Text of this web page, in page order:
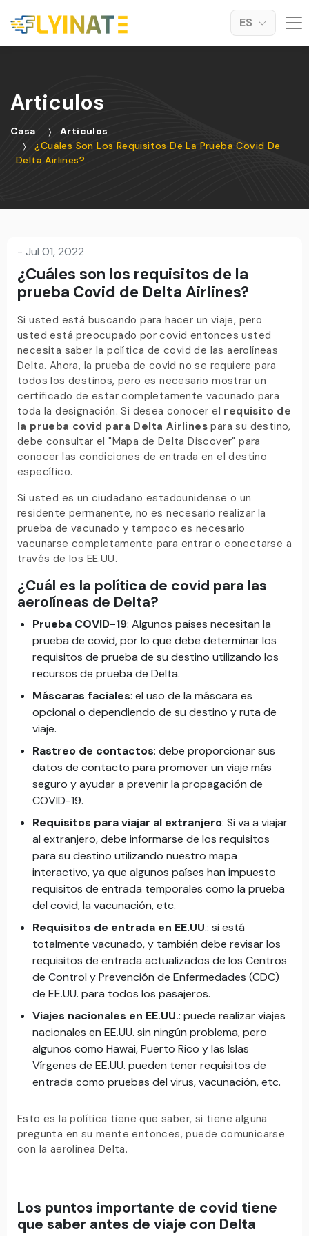
ES
Articulos
Casa
Articulos
¿Cuáles Son Los Requisitos De La Prueba Covid De
Delta Airlines?
- Jul 01, 2022
¿Cuáles son los requisitos de la
prueba Covid de Delta Airlines?
Si usted está buscando para hacer un viaje, pero
usted está preocupado por covid entonces usted
necesita saber la política de covid de las aerolíneas
Delta. Ahora, la prueba de covid no se requiere para
todos los destinos, pero es necesario mostrar un
certificado de estar completamente vacunado para
toda la designación. Si desea conocer el requisito de
la prueba covid para Delta Airlines para su destino,
debe consultar el "Mapa de Delta Discover" para
conocer las condiciones de entrada en el destino
específico.
Si usted es un ciudadano estadounidense o un
residente permanente, no es necesario realizar la
prueba de vacunado y tampoco es necesario
vacunarse completamente para entrar o conectarse a
través de los EE.UU.
¿Cuál es la política de covid para las
aerolíneas de Delta?
Prueba COVID-19: Algunos países necesitan la
prueba de covid, por lo que debe determinar los
requisitos de prueba de su destino utilizando los
recursos de prueba de Delta.
Máscaras faciales: el uso de la máscara es
opcional o dependiendo de su destino y ruta de
viaje.
Rastreo de contactos: debe proporcionar sus
datos de contacto para promover un viaje más
seguro y ayudar a prevenir la propagación de
COVID-19.
Requisitos para viajar al extranjero: Si va a viajar
al extranjero, debe informarse de los requisitos
para su destino utilizando nuestro mapa
interactivo, ya que algunos países han impuesto
requisitos de entrada temporales como la prueba
del covid, la vacunación, etc.
Requisitos de entrada en EE.UU.: si está
totalmente vacunado, y también debe revisar los
requisitos de entrada actualizados de los Centros
de Control y Prevención de Enfermedades (CDC)
de EE.UU. para todos los pasajeros.
Viajes nacionales en EE.UU.: puede realizar viajes
nacionales en EE.UU. sin ningún problema, pero
algunos como Hawai, Puerto Rico y las Islas
Vírgenes de EE.UU. pueden tener requisitos de
entrada como pruebas del virus, vacunación, etc.
Esto es la política tiene que saber, si tiene alguna
pregunta en su mente entonces, puede comunicarse
con la aerolínea Delta.
Los puntos importante de covid tiene
que saber antes de viaje con Delta